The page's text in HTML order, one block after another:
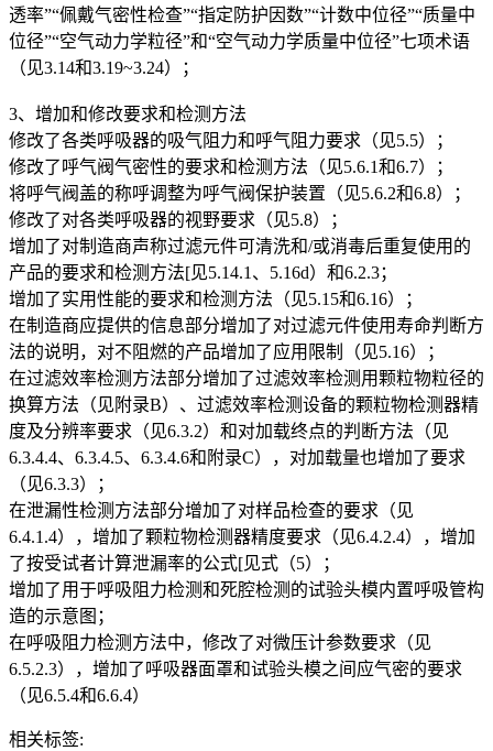
透率”“佩戴气密性检查”“指定防护因数”“计数中位径”“质量中
位径”“空气动力学粒径”和“空气动力学质量中位径”七项术语
（见3.14和3.19~3.24）；
3、增加和修改要求和检测方法
修改了各类呼吸器的吸气阻力和呼气阻力要求（见5.5）；
修改了呼气阀气密性的要求和检测方法（见5.6.1和6.7）；
将呼气阀盖的称呼调整为呼气阀保护装置（见5.6.2和6.8）；
修改了对各类呼吸器的视野要求（见5.8）；
增加了对制造商声称过滤元件可清洗和/或消毒后重复使用的
产品的要求和检测方法[见5.14.1、5.16d）和6.2.3；
增加了实用性能的要求和检测方法（见5.15和6.16）；
在制造商应提供的信息部分增加了对过滤元件使用寿命判断方
法的说明，对不阻燃的产品增加了应用限制（见5.16）；
在过滤效率检测方法部分增加了过滤效率检测用颗粒物粒径的
换算方法（见附录B）、过滤效率检测设备的颗粒物检测器精
度及分辨率要求（见6.3.2）和对加载终点的判断方法（见
6.3.4.4、6.3.4.5、6.3.4.6和附录C），对加载量也增加了要求
（见6.3.3）；
在泄漏性检测方法部分增加了对样品检查的要求（见
6.4.1.4），增加了颗粒物检测器精度要求（见6.4.2.4），增加
了按受试者计算泄漏率的公式[见式（5）；
增加了用于呼吸阻力检测和死腔检测的试验头模内置呼吸管构
造的示意图；
在呼吸阻力检测方法中，修改了对微压计参数要求（见
6.5.2.3），增加了呼吸器面罩和试验头模之间应气密的要求
（见6.5.4和6.6.4）
相关标签: